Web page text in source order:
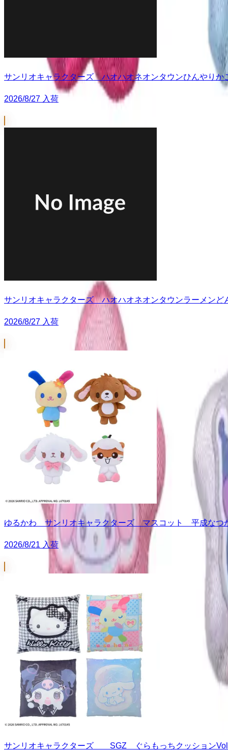
サンリオキャラクターズ ハオハオネオンタウンひんやりか
2026/8/27 入荷
サンリオキャラクターズ ハオハオネオンタウンラーメンど
2026/8/27 入荷
ゆるかわ サンリオキャラクターズ マスコット 平成なつ
2026/8/21 入荷
サンリオキャラクターズ SGZ ぐらもっちクッション